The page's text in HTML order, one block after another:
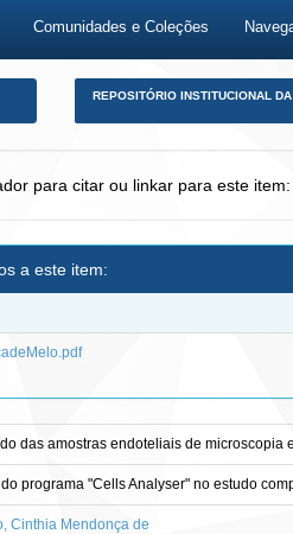
Comunidades e Coleções
REPOSITÓRIO INSTITUCIONAL
para citar ou linkar para este item:
a este item:
das amostras endoteliais de microscopia
programa "Cells Analyser" no estudo
Cinthia Mendonça de